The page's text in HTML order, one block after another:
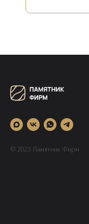
© 2025 Памятник Фирм